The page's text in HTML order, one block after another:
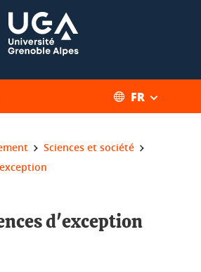
moteur de recherche FR
Sciences et société
d'exception